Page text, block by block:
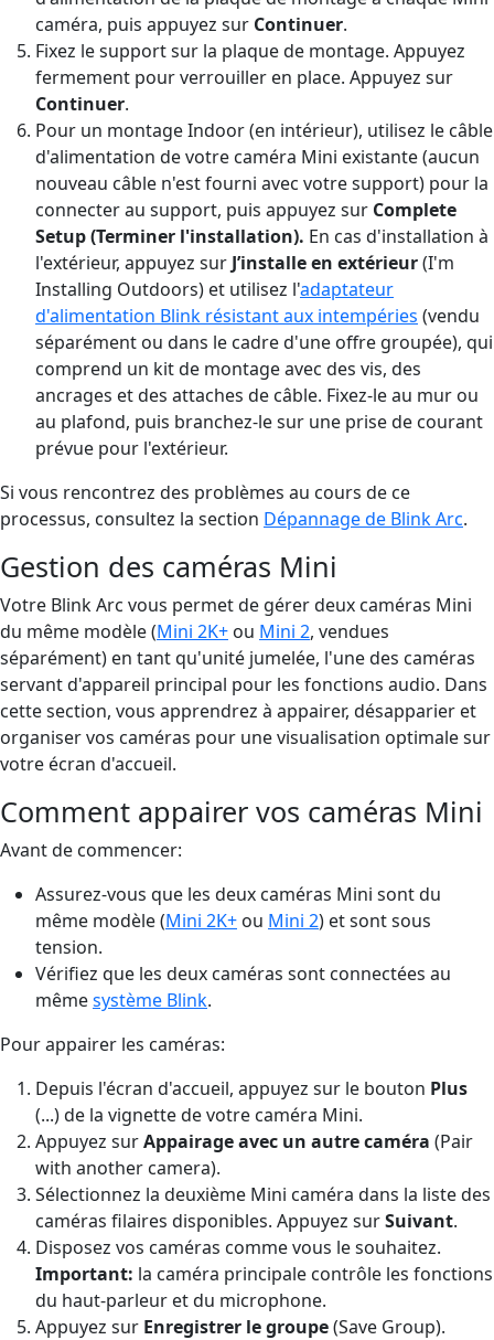
caméra, puis appuyez sur Continuer.
Fixez le support sur la plaque de montage. Appuyez
fermement pour verrouiller en place. Appuyez sur
Continuer.
Pour un montage Indoor (en intérieur), utilisez le câble
d'alimentation de votre caméra Mini existante (aucun
nouveau câble n'est fourni avec votre support) pour la
connecter au support, puis appuyez sur Complete
Setup (Terminer l'installation). En cas d'installation à
l'extérieur, appuyez sur J’installe en extérieur(I'm
Installing Outdoors) et utilisez l'adaptateur
d'alimentation Blink résistant aux intempéries (vendu
séparément ou dans le cadre d'une offre groupée), qui
comprend un kit de montage avec des vis, des
ancrages et des attaches de câble. Fixez-le au mur ou
au plafond, puis branchez-le sur une prise de courant
prévue pour l'extérieur.
Si vous rencontrez des problèmes au cours de ce
processus, consultez la section Dépannage de Blink Arc.
Gestion des caméras Mini
Votre Blink Arc vous permet de gérer deux caméras Mini
du même modèle (Mini 2K+ ou Mini 2, vendues
séparément) en tant qu'unité jumelée, l'une des caméras
servant d'appareil principal pour les fonctions audio. Dans
cette section, vous apprendrez à appairer, désapparier et
organiser vos caméras pour une visualisation optimale sur
votre écran d'accueil.
Comment appairer vos caméras Mini
Avant de commencer:
Assurez-vous que les deux caméras Mini sont du
même modèle (Mini 2K+ ou Mini 2) et sont sous
tension.
Vérifiez que les deux caméras sont connectées au
mêmesystème Blink.
Pour appairer les caméras:
Depuis l'écran d'accueil, appuyez sur le bouton Plus
(...) de la vignette de votre caméra Mini.
Appuyez surAppairage avec un autre caméra (Pair
with another camera).
Sélectionnez la deuxième Mini caméra dans la liste des
caméras filaires disponibles. Appuyez surSuivant.
Disposez vos caméras comme vous le souhaitez.
Important: la caméra principale contrôle les fonctions
du haut-parleur et du microphone.
Appuyez sur Enregistrer le groupe(Save Group).